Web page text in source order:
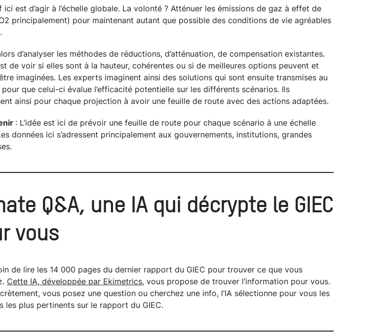
ici est d’agir à l’échelle globale. La volonté ? Atténuer les émissions de gaz à effet de
principalement) pour maintenant autant que possible des conditions de vie agréables
d’analyser les méthodes de réductions, d’atténuation, de compensation existantes.
de voir si elles sont à la hauteur, cohérentes ou si de meilleures options peuvent et
imaginées. Les experts imaginent ainsi des solutions qui sont ensuite transmises au
que celui-ci évalue l’efficacité potentielle sur les différents scénarios. Ils
ainsi pour chaque projection à avoir une feuille de route avec des actions adaptées.
: L’idée est ici de prévoir une feuille de route pour chaque scénario à une échelle
données ici s’adressent principalement aux gouvernements, institutions, grandes
Q&A, une IA qui décrypte le GIEC
vous
de lire les 14 000 pages du dernier rapport du GIEC pour trouver ce que vous
Cette IA, développée par Ekimetrics, vous propose de trouver l’information pour vous.
vous posez une question ou cherchez une info, l’IA sélectionne pour vous les
les plus pertinents sur le rapport du GIEC.